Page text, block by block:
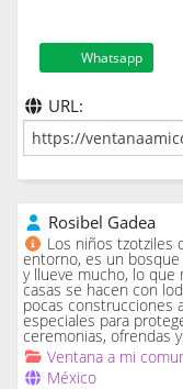
Whatsapp
URL:
Rosibel Gadea
Los niños tzotziles
entorno, es un
y llueve mucho, lo que
casas se hacen con
pocas construcciones
especiales para
ceremonias, ofrendas
Ventana a mi
México